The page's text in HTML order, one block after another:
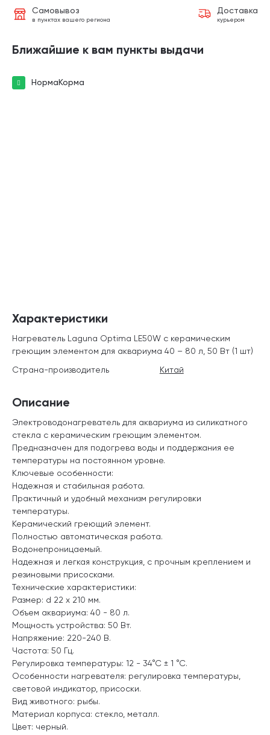
Самовывоз
в пунктах вашего региона
Доставка
курьером
Ближайшие к вам пункты выдачи
НормаКорма
Описание
Электроводонагреватель для аквариума из силикатного
стекла с керамическим греющим элементом.
Предназначен для подогрева воды и поддержания ее
температуры на постоянном уровне.
Ключевые особенности:
Надежная и стабильная работа.
Практичный и удобный механизм регулировки
температуры.
Керамический греющий элемент.
Полностью автоматическая работа.
Водонепроницаемый.
Надежная и легкая конструкция, с прочным креплением и
резиновыми присосками.
Технические характеристики:
Размер: d 22 х 210 мм.
Объем аквариума: 40 - 80 л.
Мощность устройства: 50 Вт.
Напряжение: 220-240 В.
Частота: 50 Гц.
Регулировка температуры: 12 - 34°С ± 1 °С.
Особенности нагревателя: регулировка температуры,
световой индикатор, присоски.
Вид животного: рыбы.
Материал корпуса: стекло, металл.
Цвет: черный.
Характеристики
Нагреватель Laguna Optima LE50W с керамическим
греющим элементом для аквариума 40 – 80 л, 50 Вт (1 шт)
Страна-производитель
Китай